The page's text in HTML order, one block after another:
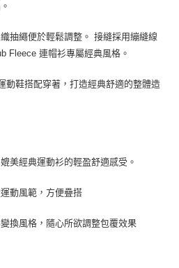
抽繩便於輕鬆調整。 接縫採用繃縫線
Fleece 連帽衫專屬經典風格。
動鞋搭配穿著，打造經典舒適的整體造
美經典運動衫的輕盈舒適感受。
動風範，方便疊搭
換風格，隨心所欲調整包覆效果